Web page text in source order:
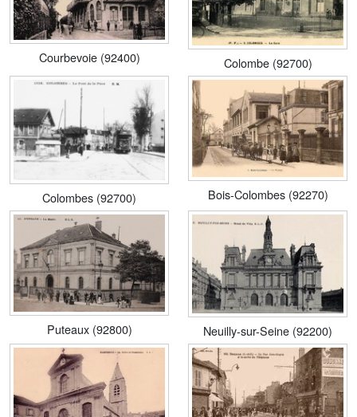
Courbevoie (92400) Colombe (92700)
Colombes (92700) Bois-Colombes (92270)
Puteaux (92800) Neuilly-sur-Seine (92200)